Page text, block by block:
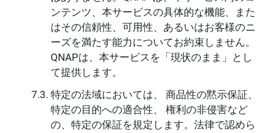
ンテンツ、本サービスの具体的な機能、また
はその信頼性、可用性、あるいはお客様のニ
ーズを満たす能力についてお約束しません。
QNAPは、本サービスを「現状のまま」とし
て提供します。
特定の法域においては、 商品性の黙示保証、
特定の目的への適合性、 権利の非侵害など
の、特定の保証を規定します。法律で認めら